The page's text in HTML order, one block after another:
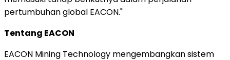
pertumbuhan global EACON."
Tentang EACON
EACON Mining Technology mengembangkan sistem